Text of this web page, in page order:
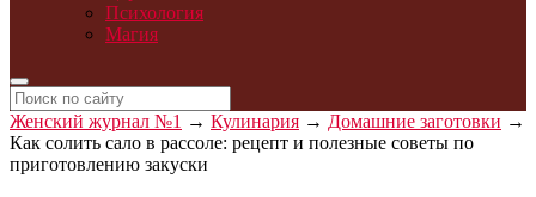
Психология
Магия
Женский журнал №1 → Кулинария → Домашние заготовки →
Как солить сало в рассоле: рецепт и полезные советы по
приготовлению закуски